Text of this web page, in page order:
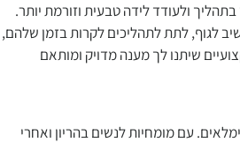
ולעודד לידה טבעית וזורמת יותר.
לגוף, לתת לתהליכים לקרות בזמן שלהם,
שיתנו לך מענה מדויק ומותאם
עם מומחיות לנשים בהריון ואחרי